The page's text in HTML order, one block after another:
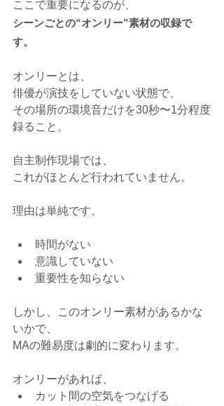
ここで重要になるのが、
シーンごとの“オンリー”素材の収録で
す。
オンリーとは、
俳優が演技をしていない状態で、
その場所の環境音だけを30秒〜1分程度
録ること。
自主制作現場では、
これがほとんど行われていません。
理由は単純です。
時間がない
意識していない
重要性を知らない
しかし、このオンリー素材があるかな
いかで、
MAの難易度は劇的に変わります。
オンリーがあれば、
カット間の空気をつなげる